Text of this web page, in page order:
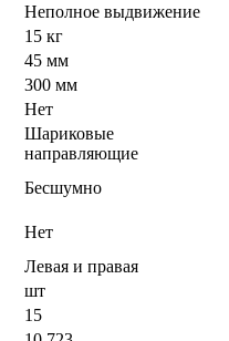
Неполное выдвижение
15 кг
45 мм
300 мм
Нет
Шариковые
направляющие
Бесшумно
Нет
Левая и правая
шт
15